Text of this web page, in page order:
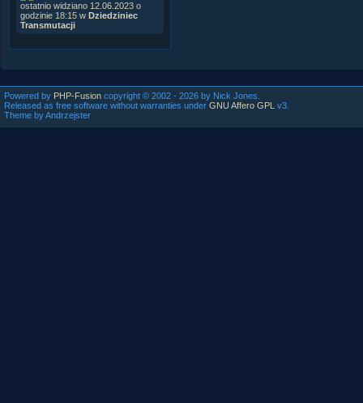
ostatnio widziano 12.06.2023 o
godzinie 18:15 w Dziedziniec
Transmutacji
Powered by PHP-Fusion copyright © 2002 - 2026 by Nick Jones.
Released as free software without warranties under GNU Affero GPL
v3.
Theme by Andrzejster